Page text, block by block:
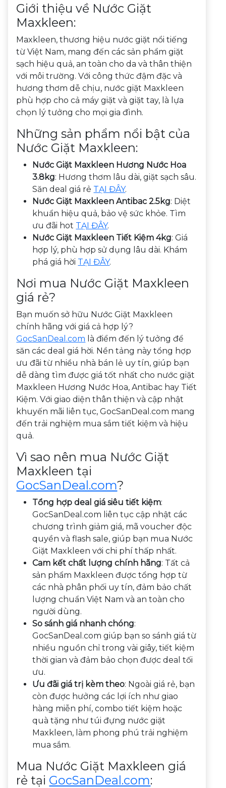
Giới thiệu về Nước Giặt
Maxkleen:
Maxkleen, thương hiệu nước giặt nổi tiếng
từ Việt Nam, mang đến các sản phẩm giặt
sạch hiệu quả, an toàn cho da và thân thiện
với môi trường. Với công thức đậm đặc và
hương thơm dễ chịu, nước giặt Maxkleen
phù hợp cho cả máy giặt và giặt tay, là lựa
chọn lý tưởng cho mọi gia đình.
Những sản phẩm nổi bật của
Nước Giặt Maxkleen:
Nước Giặt Maxkleen Hương Nước Hoa
3.8kg: Hương thơm lâu dài, giặt sạch sâu.
Săn deal giá rẻ TẠI ĐÂY.
Nước Giặt Maxkleen Antibac 2.5kg: Diệt
khuẩn hiệu quả, bảo vệ sức khỏe. Tìm
ưu đãi hot TẠI ĐÂY.
Nước Giặt Maxkleen Tiết Kiệm 4kg: Giá
hợp lý, phù hợp sử dụng lâu dài. Khám
phá giá hời TẠI ĐÂY.
Nơi mua Nước Giặt Maxkleen
giá rẻ?
Bạn muốn sở hữu Nước Giặt Maxkleen
chính hãng với giá cả hợp lý?
GocSanDeal.com là điểm đến lý tưởng để
săn các deal giá hời. Nền tảng này tổng hợp
ưu đãi từ nhiều nhà bán lẻ uy tín, giúp bạn
dễ dàng tìm được giá tốt nhất cho nước giặt
Maxkleen Hương Nước Hoa, Antibac hay Tiết
Kiệm. Với giao diện thân thiện và cập nhật
khuyến mãi liên tục, GocSanDeal.com mang
đến trải nghiệm mua sắm tiết kiệm và hiệu
quả.
Vì sao nên mua Nước Giặt
Maxkleen tại
GocSanDeal.com?
Tổng hợp deal giá siêu tiết kiệm:
GocSanDeal.com liên tục cập nhật các
chương trình giảm giá, mã voucher độc
quyền và flash sale, giúp bạn mua Nước
Giặt Maxkleen với chi phí thấp nhất.
Cam kết chất lượng chính hãng: Tất cả
sản phẩm Maxkleen được tổng hợp từ
các nhà phân phối uy tín, đảm bảo chất
lượng chuẩn Việt Nam và an toàn cho
người dùng.
So sánh giá nhanh chóng:
GocSanDeal.com giúp bạn so sánh giá từ
nhiều nguồn chỉ trong vài giây, tiết kiệm
thời gian và đảm bảo chọn được deal tối
ưu.
Ưu đãi giá trị kèm theo: Ngoài giá rẻ, bạn
còn được hưởng các lợi ích như giao
hàng miễn phí, combo tiết kiệm hoặc
quà tặng như túi đựng nước giặt
Maxkleen, làm phong phú trải nghiệm
mua sắm.
Mua Nước Giặt Maxkleen giá
rẻ tại GocSanDeal.com: